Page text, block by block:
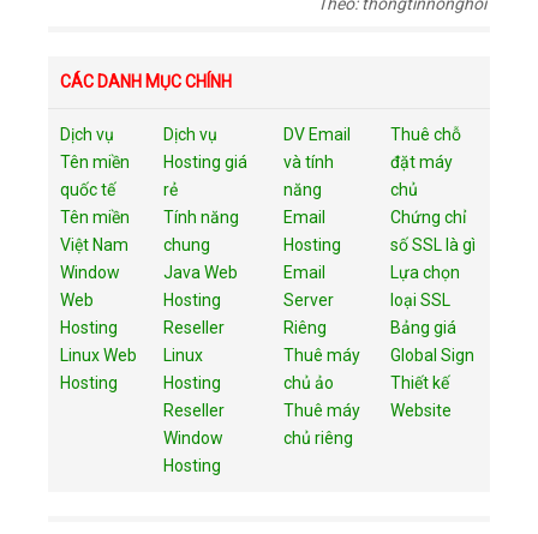
CÁC DANH MỤC CHÍNH
Dịch vụ
Tên miền
quốc tế
Tên miền
Việt Nam
Window
Web
Hosting
Linux Web
Hosting
Dịch vụ
Hosting giá
rẻ
Tính năng
chung
Java Web
Hosting
Reseller
Linux
Hosting
Reseller
Window
Hosting
DV Email
và tính
năng
Email
Hosting
Email
Server
Riêng
Thuê máy
chủ ảo
Thuê máy
chủ riêng
Thuê chỗ
đặt máy
chủ
Chứng chỉ
số SSL là gì
Lựa chọn
loại SSL
Bảng giá
Global Sign
Thiết kế
Website